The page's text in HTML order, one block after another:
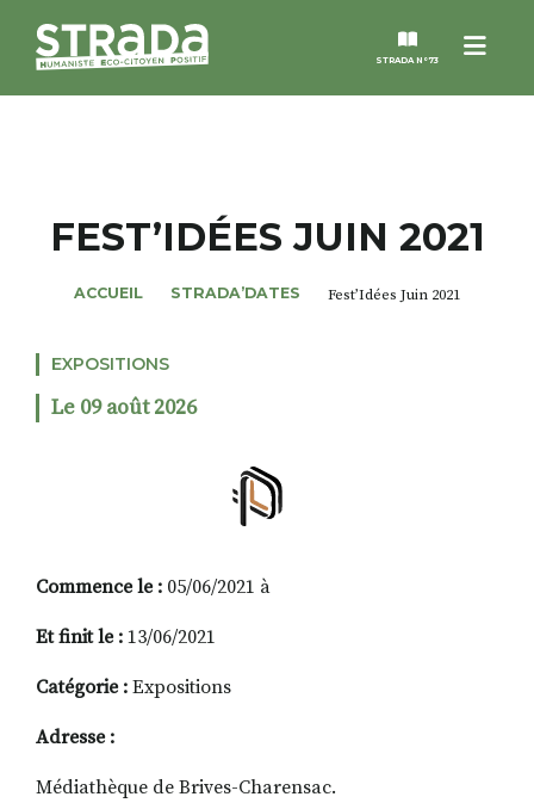
Menu
STRADA N°73
MAGAZINES
NOS THÈMES
STRADA’DATES
RECHERCHER
FACEBOOK
FEST’IDÉES JUIN 2021
ACCUEIL STRADA’DATES Fest’Idées Juin 2021
EXPOSITIONS
Le 09 août 2026
Commence le : 05/06/2021 à
Et finit le : 13/06/2021
Catégorie : Expositions
Adresse :
Médiathèque de Brives-Charensac.